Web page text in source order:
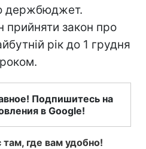
держбюджет.
прийняти закон про
рік до 1 грудня
Подпишитесь на
в Google!
где вам удобно!